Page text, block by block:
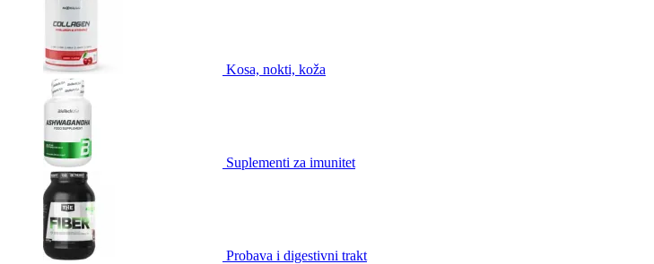
Kosa, nokti, koža
Suplementi za imunitet
Probava i digestivni trakt